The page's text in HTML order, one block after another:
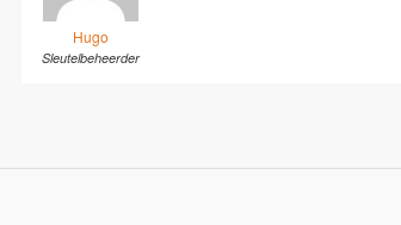
Hugo
Sleutelbeheerder